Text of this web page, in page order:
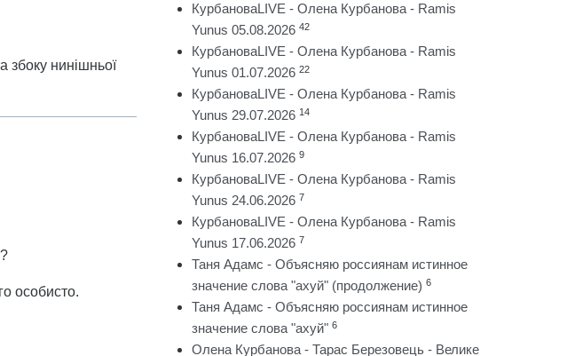
збоку нинішньої
особисто.
КурбановаLIVE - Олена Курбанова - Ramis
Yunus 05.08.2026 42
КурбановаLIVE - Олена Курбанова - Ramis
Yunus 01.07.2026 22
КурбановаLIVE - Олена Курбанова - Ramis
Yunus 29.07.2026 14
КурбановаLIVE - Олена Курбанова - Ramis
Yunus 16.07.2026 9
КурбановаLIVE - Олена Курбанова - Ramis
Yunus 24.06.2026 7
КурбановаLIVE - Олена Курбанова - Ramis
Yunus 17.06.2026 7
Таня Адамс - Объясняю россиянам истинное
значение слова "ахуй" (продолжение) 6
Таня Адамс - Объясняю россиянам истинное
значение слова "ахуй" 6
Олена Курбанова - Тарас Березовець - Велике